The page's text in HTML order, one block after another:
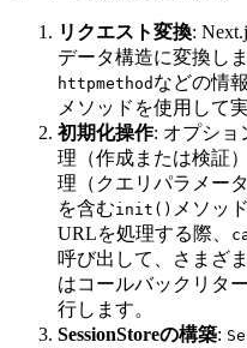
リクエスト変換:
データ構造に変換し
httpmethod などの情
メソッドを使用して
初期化操作: オプショ
理（作成または検証
理（クエリパラメー
を含むinit() メソッ
URLを処理する際、
呼び出して、さまざ
はコールバックリタ
行します。
SessionStoreの構築: